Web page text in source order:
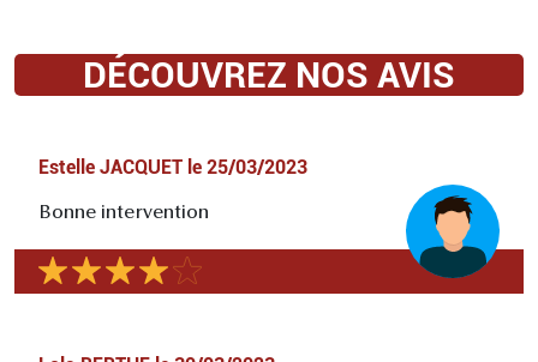
DÉCOUVREZ NOS AVIS
Estelle JACQUET le 25/03/2023
Bonne intervention